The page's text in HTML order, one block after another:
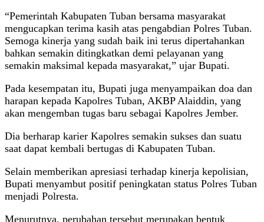
“Pemerintah Kabupaten Tuban bersama masyarakat
mengucapkan terima kasih atas pengabdian Polres Tuban.
Semoga kinerja yang sudah baik ini terus dipertahankan
bahkan semakin ditingkatkan demi pelayanan yang
semakin maksimal kepada masyarakat,” ujar Bupati.
Pada kesempatan itu, Bupati juga menyampaikan doa dan
harapan kepada Kapolres Tuban, AKBP Alaiddin, yang
akan mengemban tugas baru sebagai Kapolres Jember.
Dia berharap karier Kapolres semakin sukses dan suatu
saat dapat kembali bertugas di Kabupaten Tuban.
Selain memberikan apresiasi terhadap kinerja kepolisian,
Bupati menyambut positif peningkatan status Polres Tuban
menjadi Polresta.
Menurutnya, perubahan tersebut merupakan bentuk